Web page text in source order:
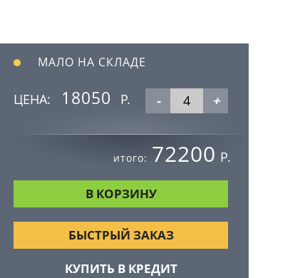
МАЛО НА СКЛАДЕ
ЦЕНА: 18050 Р. - +
итого: 72200 Р.
БЫСТРЫЙ ЗАКАЗ
КУПИТЬ В КРЕДИТ